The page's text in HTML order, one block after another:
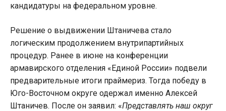
кандидатуры на федеральном уровне.
Решение о выдвижении Штаничева стало
логическим продолжением внутрипартийных
процедур. Ранее в июне на конференции
армавирского отделения «Единой России» подвели
предварительные итоги праймериз. Тогда победу в
Юго-Восточном округе одержал именно Алексей
Штаничев. После он заявил: «Представлять наш округ